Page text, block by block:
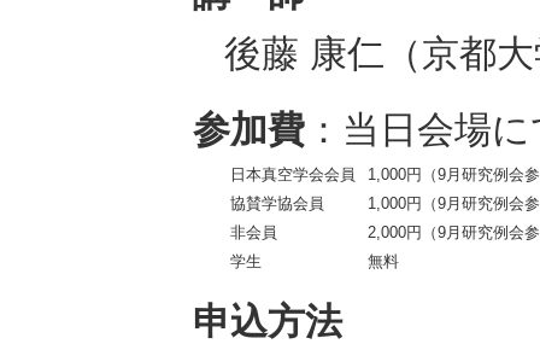
後藤 康仁（京都
参加費 ：当日会場
日本真空学会会員
1,000円（9月研究例会
協賛学協会員
1,000円（9月研究例会
非会員
2,000円（9月研究例会
学生
無料
申込方法